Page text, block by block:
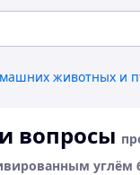
животных и
вопросы
углём